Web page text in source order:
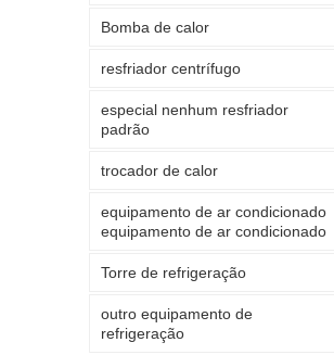
Bomba de calor
resfriador centrífugo
especial nenhum resfriador
padrão
trocador de calor
equipamento de ar condicionado
equipamento de ar condicionado
Torre de refrigeração
outro equipamento de
refrigeração